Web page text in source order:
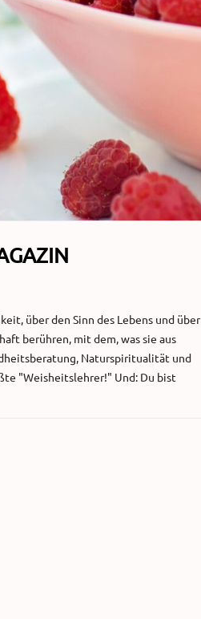
über den Sinn des Lebens und über
berühren, mit dem, was sie aus
Naturspiritualität und
"Weisheitslehrer!" Und: Du bist